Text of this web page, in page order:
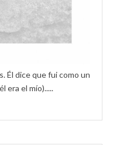
Él dice que fui como un
era el mío).....